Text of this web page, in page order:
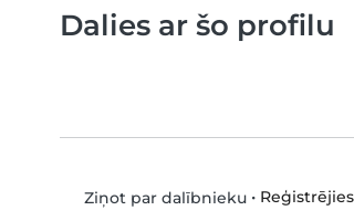
Dalies ar šo profilu
Ziņot par dalībnieku•